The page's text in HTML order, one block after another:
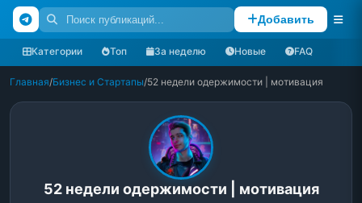
Добавить
Категории Топ За неделю Новые FAQ
Главная/Бизнес и Стартапы/52 недели одержимости | мотивация
52 недели одержимости | мотивация